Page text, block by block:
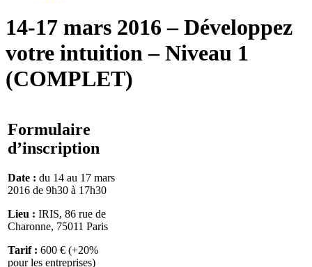
14-17 mars 2016 – Développez
votre intuition – Niveau 1
(COMPLET)
Formulaire
d’inscription
Date : du 14 au 17 mars
2016 de 9h30 à 17h30
Lieu : IRIS, 86 rue de
Charonne, 75011 Paris
Tarif : 600 € (+20%
pour les entreprises)